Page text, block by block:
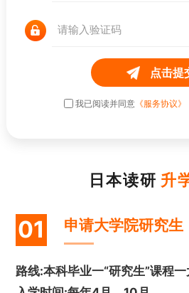
点击提
我已阅读并同意 《服务协议》
日本读研 升
01 申请大学院研究生
路线:本科毕业一“研究生”课程